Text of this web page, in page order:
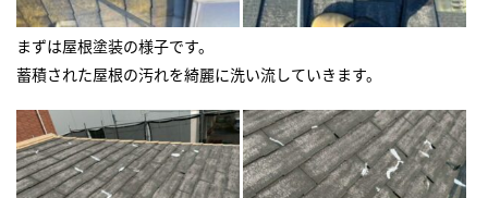
まずは屋根塗装の様子です。
蓄積された屋根の汚れを綺麗に洗い流していきます。